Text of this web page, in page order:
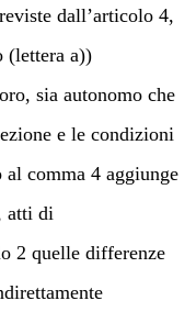
dall’articolo 4,
(lettera a))
sia autonomo che
e le condizioni
comma 4 aggiunge
atti di
2 quelle differenze